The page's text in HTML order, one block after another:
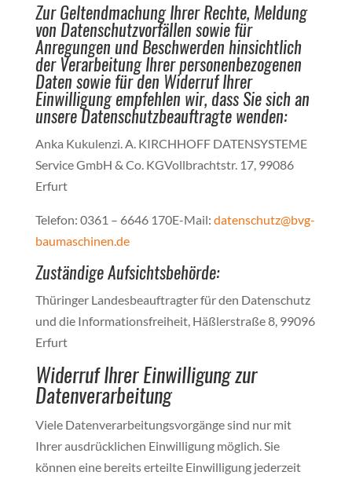
Zur Geltendmachung Ihrer Rechte, Meldung
von Datenschutzvorfällen sowie für
Anregungen und Beschwerden hinsichtlich
der Verarbeitung Ihrer personenbezogenen
Daten sowie für den Widerruf Ihrer
Einwilligung empfehlen wir, dass Sie sich an
unsere Datenschutzbeauftragte wenden:
Anka Kukulenzi. A. KIRCHHOFF DATENSYSTEME
Service GmbH & Co. KGVollbrachtstr. 17, 99086
Erfurt
Telefon: 0361 – 6646 170E-Mail: datenschutz@bvg-
baumaschinen.de
Zuständige Aufsichtsbehörde:
Thüringer Landesbeauftragter für den Datenschutz
und die Informationsfreiheit, Häßlerstraße 8, 99096
Erfurt
Widerruf Ihrer Einwilligung zur
Datenverarbeitung
Viele Datenverarbeitungsvorgänge sind nur mit
Ihrer ausdrücklichen Einwilligung möglich. Sie
können eine bereits erteilte Einwilligung jederzeit